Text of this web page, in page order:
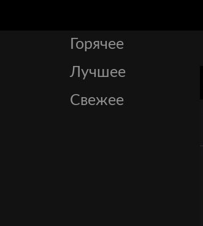
Горячее
Лучшее
Свежее